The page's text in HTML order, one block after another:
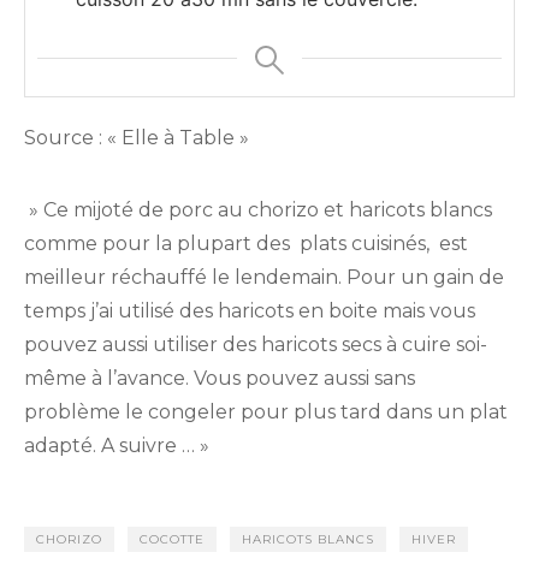
Source : « Elle à Table »
» Ce mijoté de porc au chorizo et haricots blancs
comme pour la plupart des plats cuisinés, est
meilleur réchauffé le lendemain. Pour un gain de
temps j’ai utilisé des haricots en boite mais vous
pouvez aussi utiliser des haricots secs à cuire soi-
même à l’avance. Vous pouvez aussi sans
problème le congeler pour plus tard dans un plat
adapté. A suivre … »
CHORIZO COCOTTE HARICOTS BLANCS HIVER